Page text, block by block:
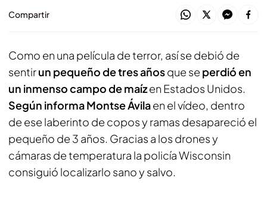
Compartir
Como en una película de terror, así se debió de
sentirun pequeño de tres añosque se perdió en
un inmenso campo de maízen Estados Unidos.
Según informa Montse Ávilaen el vídeo, dentro
de ese laberinto de copos y ramas desapareció el
pequeño de 3 años. Gracias a los drones y
cámaras de temperatura la policía Wisconsin
consiguió localizarlo sano y salvo.